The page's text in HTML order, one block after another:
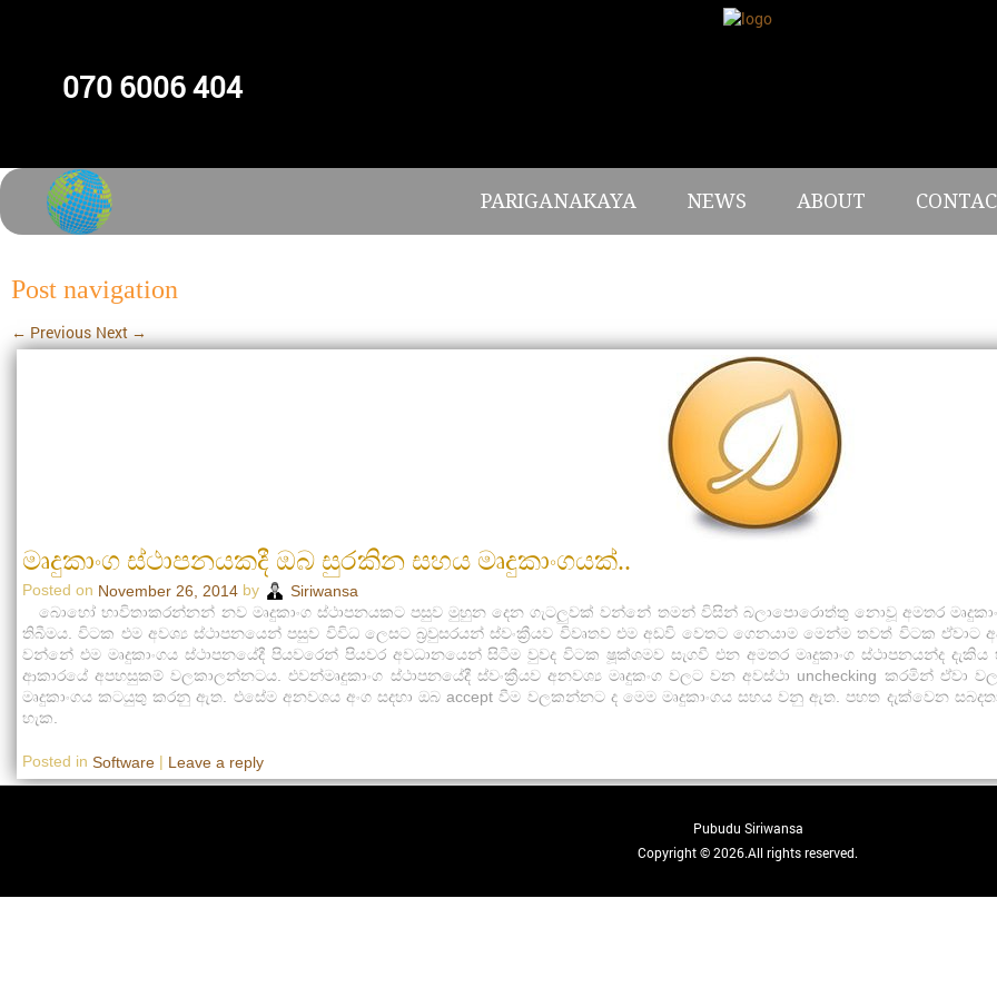
070 6006 404
PARIGANAKAYA NEWS ABOUT
Post navigation
← Previous Next →
මෘදුකාංග ස්ථාපනයකදී ඔබ සුරකින සහය මෘදුකාංගයක්..
Posted on November 26, 2014 by
Siriwansa
බොහෝ භාවිතාකරන්නන් නව මෘදුකාංග ස්ථාපනයකට පසුව මුහුන දෙන ගැටලුවක් වන්නේ තමන් විසින් බලාපොරොත්තු නොවූ අමතර මෘදුකාංග
තිබීමය. විටක එම අවශ්‍ය ස්ථාපනයෙන් පසුව විවිධ ලෙසට බ්‍රවුසරයන් ස්වංක්‍රීයව විවෘතව එම අඩවි වෙතට ගෙනයාම මෙන්ම තවත් විටක ඒවාට
වන්නේ එම මෘදුකාංගය ස්ථාපනයේදී පියවරෙන් පියවර අවධානයෙන් සිටීම වුවද විටක ෂූක්ශමව සැගවී එන අමතර මෘදුකාංග ස්ථාපනයන්ද
ආකාරයේ අපහසුකම් වලකාලන්නටය. එවන්මෘදුකාංග ස්ථාපනයේදී ස්වංක්‍රීයව අනවශ්‍ය මෘදුකංග වලට වන අවස්ථා unchecking කරමින්
මෘදුකාංගය කටයුතු කරනු ඇත. එසේම අනවශය අංග සදහා ඔබ accept වීම වලකන්නට ද මෙම මෘදුකාංගය සහය වනු ඇත. පහත දැක්වෙන
හැක.
Posted in Software | Leave a reply
Copyright © 2026.All rights reserved.
Pubudu Siriwansa